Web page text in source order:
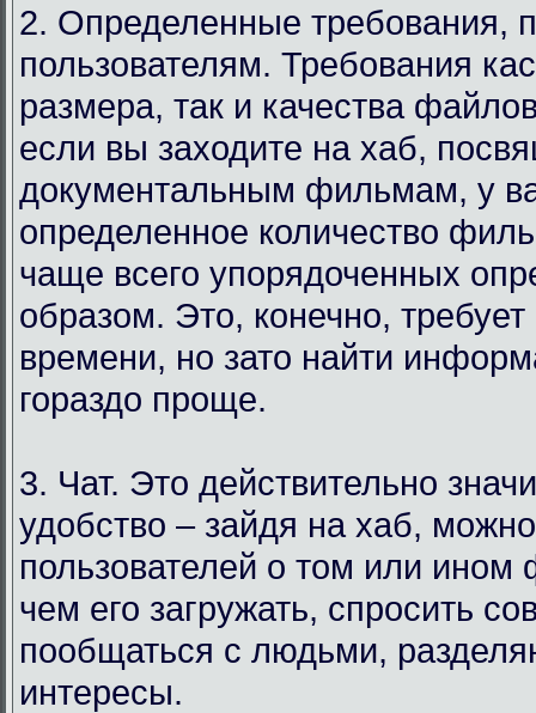
2. Определенные требования,
пользователям. Требования
размера, так и качества
если вы заходите на хаб,
документальным фильмам, у
определенное количество
чаще всего упорядоченных
образом. Это, конечно, требует
времени, но зато найти
гораздо проще.
3. Чат. Это действительно
удобство – зайдя на хаб,
пользователей о том или
чем его загружать, спросить
пообщаться с людьми,
интересы.